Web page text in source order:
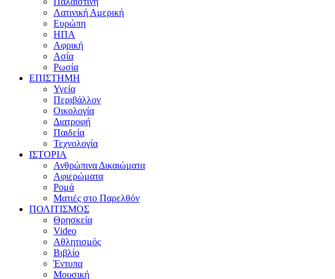
Λατινική Αμερική
Ευρώπη
ΗΠΑ
Αφρική
Ασία
Ρωσία
ΕΠΙΣΤΗΜΗ
Υγεία
Περιβάλλον
Οικολογία
Διατροφή
Παιδεία
Τεχνολογία
ΙΣΤΟΡΙΑ
Ανθρώπινα Δικαιώματα
Αφιερώματα
Ρομά
Ματιές στο Παρελθόν
ΠΟΛΙΤΙΣΜΟΣ
Θρησκεία
Video
Αθλητισμός
Βιβλίο
Έντυπα
Μουσική